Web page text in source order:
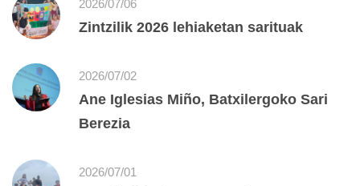
2026/07/06
Zintzilik 2026 lehiaketan sarituak
2026/07/02
Ane Iglesias Miño, Batxilergoko Sari
Berezia
2026/07/01